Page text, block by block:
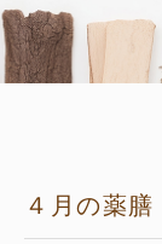
４月の薬膳